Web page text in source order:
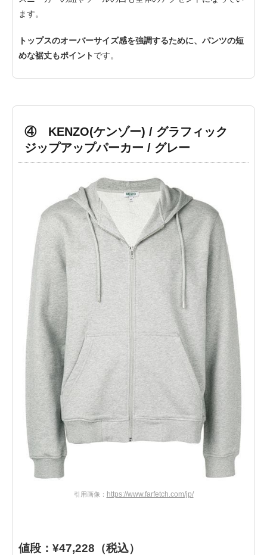
ます。
トップスのオーバーサイズ感を強調するために、パンツの短
めな裾丈もポイントです。
④ KENZO(ケンゾー) / グラフィック
ジップアップパーカー / グレー
引用画像： https://www.farfetch.com/jp/
値段：¥47,228（税込）